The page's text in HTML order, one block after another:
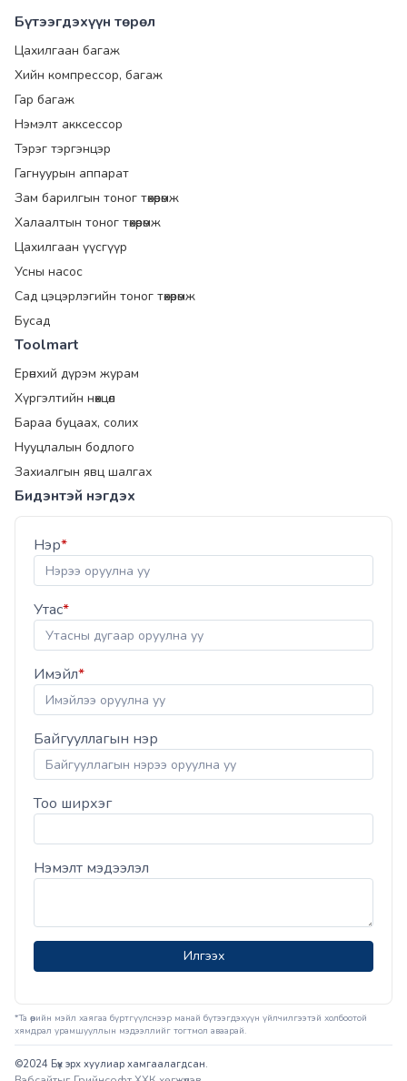
Бүтээгдэхүүн төрөл
Цахилгаан багаж
Хийн компрессор, багаж
Гар багаж
Нэмэлт акксессор
Тэрэг тэргэнцэр
Гагнуурын аппарат
Зам барилгын тоног төхөөрөмж
Халаалтын тоног төхөөрөмж
Цахилгаан үүсгүүр
Усны насос
Сад цэцэрлэгийн тоног төхөөрөмж
Бусад
Toolmart
Ерөнхий дүрэм журам
Хүргэлтийн нөхцөл
Бараа буцаах, солих
Нууцлалын бодлого
Захиалгын явц шалгах
Бидэнтэй нэгдэх
Нэр*
Утас*
Имэйл*
Байгууллагын нэр
Тоо ширхэг
Нэмэлт мэдээлэл
Илгээх
*Та өөрийн мэйл хаягаа бүртгүүлснээр манай бүтээгдэхүүн үйлчилгээтэй холбоотой
хямдрал урамшууллын мэдээллийг тогтмол аваарай.
©2024 Бүх эрх хуулиар хамгаалагдсан.